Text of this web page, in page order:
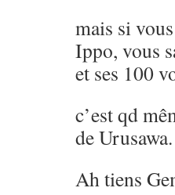
mais si
Ippo, vous
et ses 100
c’est qd
de
Ah tiens